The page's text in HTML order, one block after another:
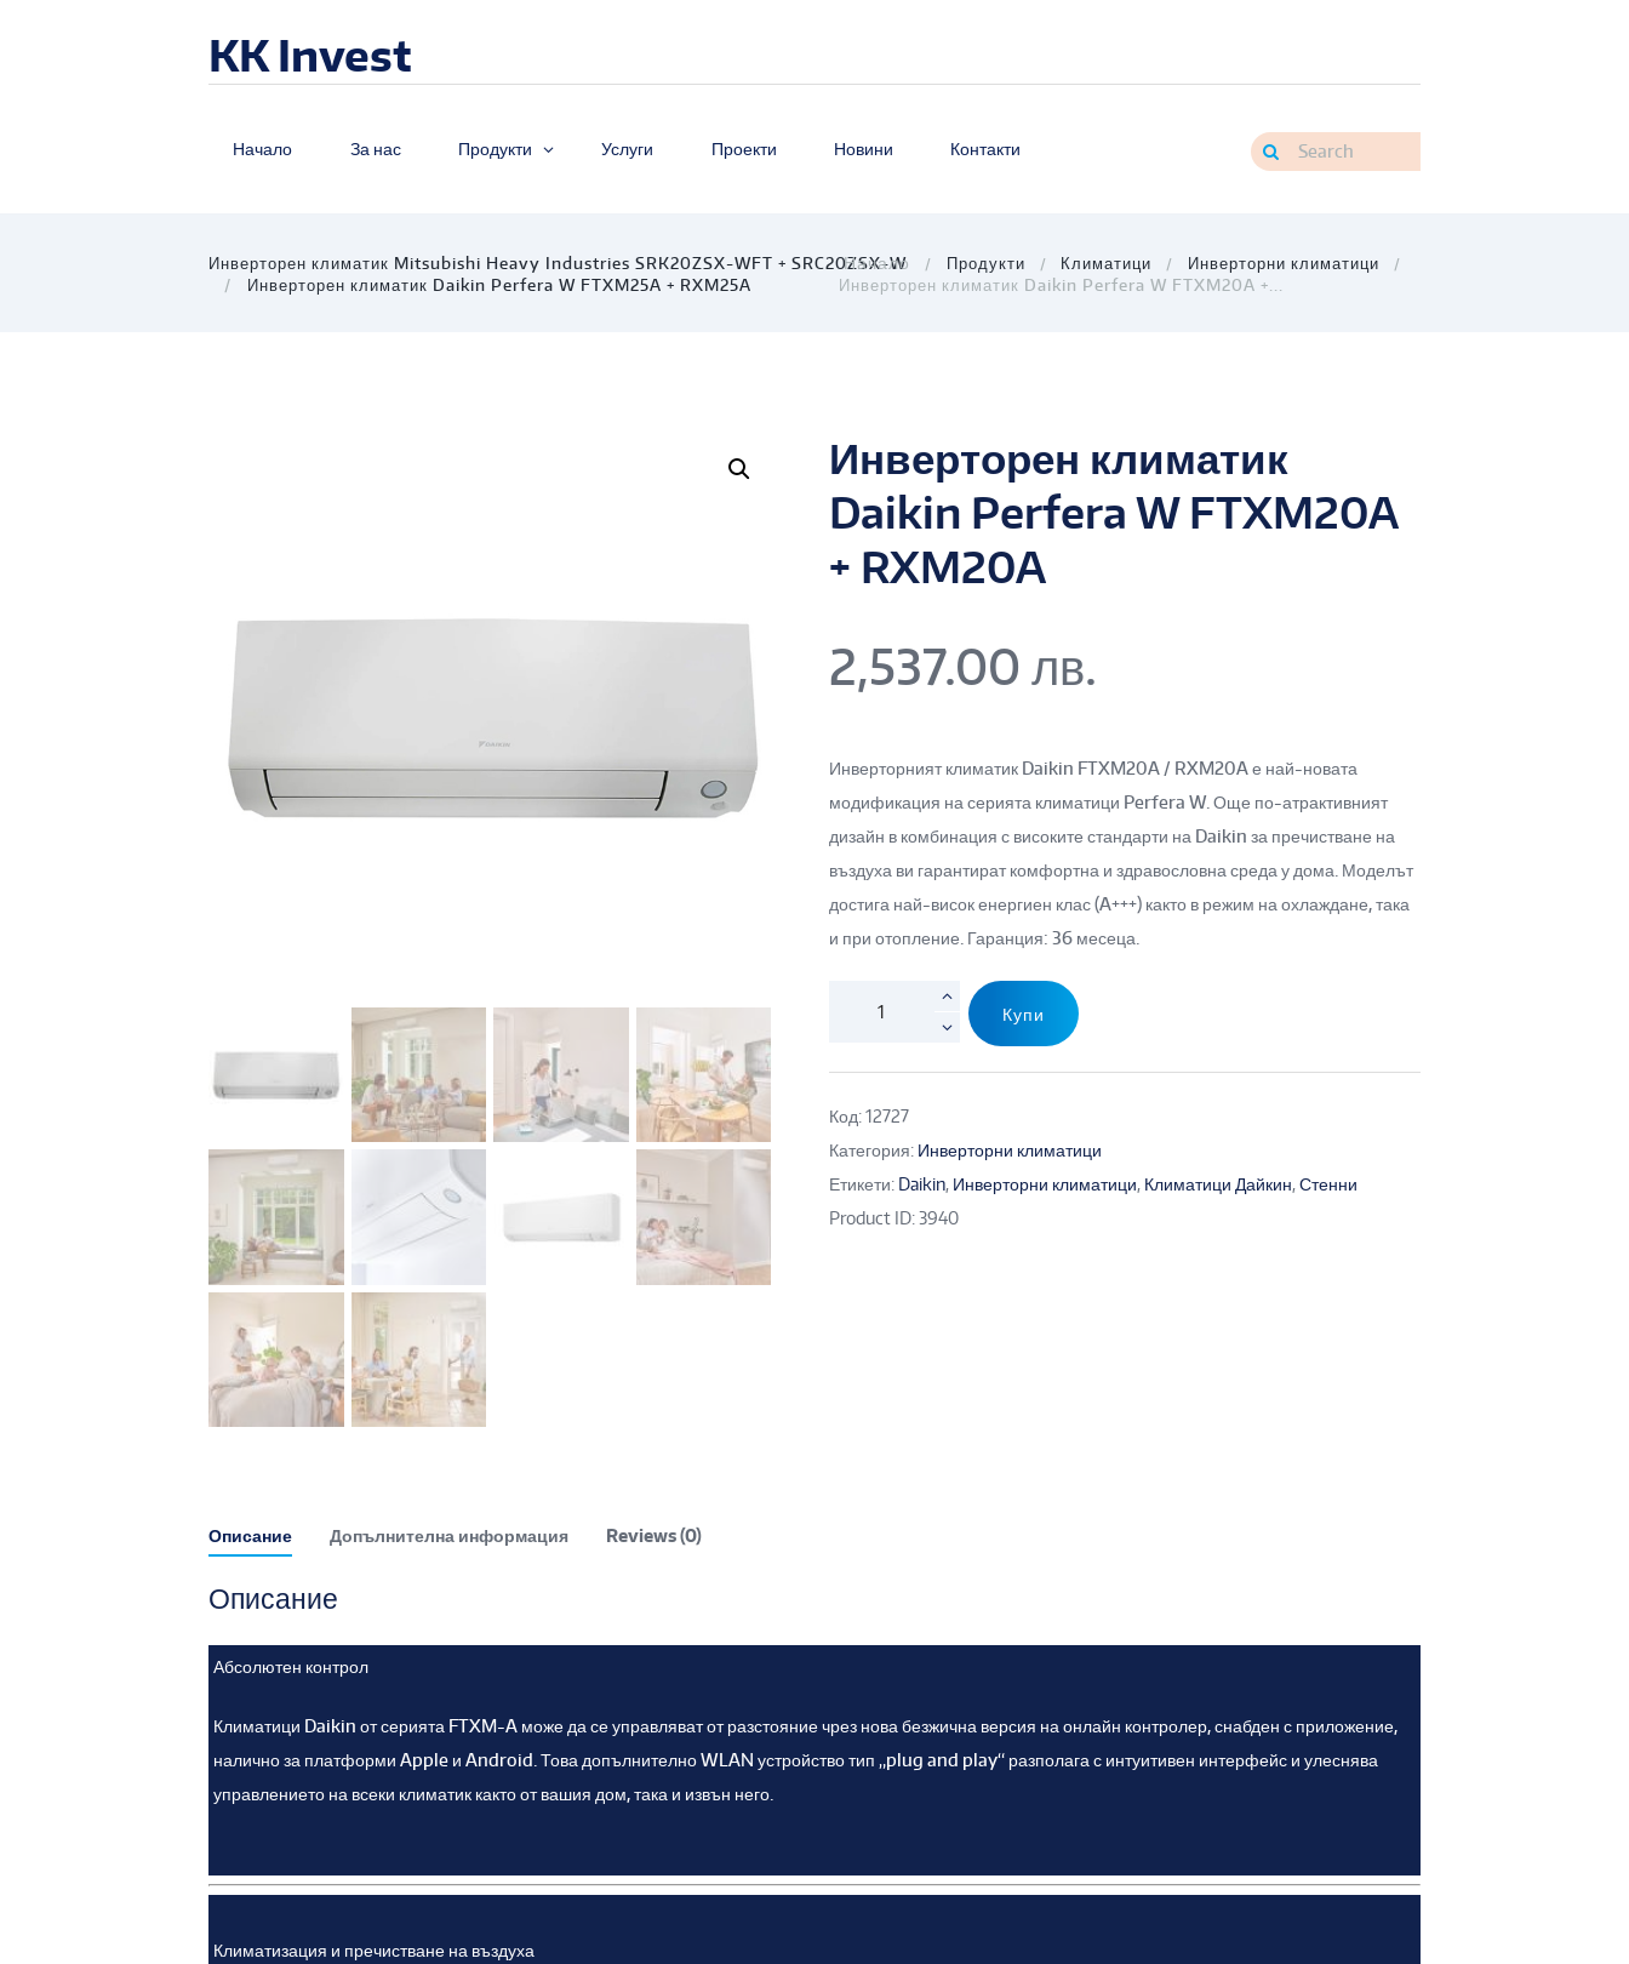
KK Invest
Начало За нас Продукти Услуги Проекти Новини Контакти
Инверторен климатик Mitsubishi Heavy Industries SRK20ZSX-WFT + SRC20ZSX-W
Инверторен климатик Daikin Perfera W FTXM25A + RXM25A
Продукти Климатици
Инверторни климатици
Инверторен климатик Daikin Perfera W FTXM20A +...
Инверторен климатик
Daikin Perfera W FTXM20A
+ RXM20A
2,537.00 лв.
Инверторният климатик Daikin FTXM20A / RXM20A е най-новата
модификация на серията климатици Perfera W. Още по-атрактивният
дизайн в комбинация с високите стандарти на Daikin за пречистване на
въздуха ви гарантират комфортна и здравословна среда у дома. Моделът
достига най-висок енергиен клас (A+++) както в режим на охлаждане, така
и при отопление. Гаранция: 36 месеца.
Купи
Код:12727
Категория: Инверторни климатици
Етикети: Daikin, Инверторни климатици, Климатици Дайкин,Стенни
Product ID:3940
Описание Допълнителна информация Reviews (0)
Описание
Абсолютен контрол
Климатици Daikin от серията FTXM-A може да се управляват от разстояние чрез нова безжична версия на онлайн контролер, снабден с приложение,
налично за платформи Apple и Android. Това допълнително WLAN устройство тип „plug and play“ разполага с интуитивен интерфейс и улеснява
управлението на всеки климатик както от вашия дом, така и извън него.
Климатизация и пречистване на въздуха